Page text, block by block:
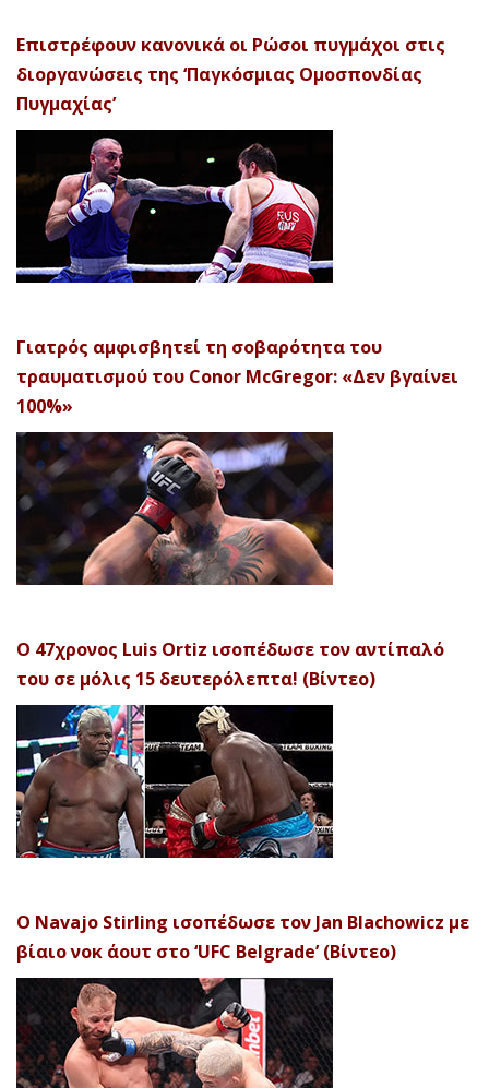
Επιστρέφουν κανονικά οι Ρώσοι πυγμάχοι στις
διοργανώσεις της ‘Παγκόσμιας Ομοσπονδίας
Πυγμαχίας’
Γιατρός αμφισβητεί τη σοβαρότητα του
τραυματισμού του Conor McGregor: «Δεν βγαίνει
100%»
Ο 47χρονος Luis Ortiz ισοπέδωσε τον αντίπαλό
του σε μόλις 15 δευτερόλεπτα! (Βίντεο)
Ο Navajo Stirling ισοπέδωσε τον Jan Blachowicz με
βίαιο νοκ άουτ στο ‘UFC Belgrade’ (Βίντεο)